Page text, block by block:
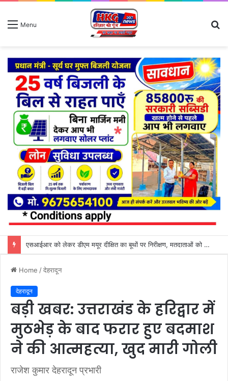
Menu
शिवभक्तों की सेवा करना ही सच्ची ईश्वरीय की सेवा: चौधरी सुभाष नंबरदार
Home /देहरादून
देहरादून
बड़ी खबर: उत्तराखंड के हरिद्वार में
मुठभेड़ के बाद फरार हुए बदमाश
ने की आत्महत्या, खुद मारी गोली
राजेश कुमार देहरादून प्रभारी